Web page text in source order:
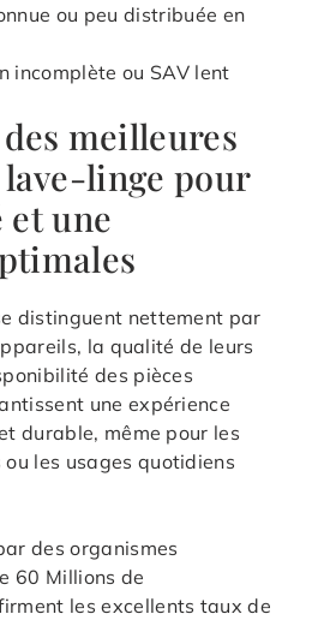
ou peu distribuée en
incomplète ou SAV lent
meilleures
linge pour
une
distinguent nettement par
la qualité de leurs
des pièces
une expérience
durable, même pour les
les usages quotidiens
des organismes
60 Millions de
les excellents taux de